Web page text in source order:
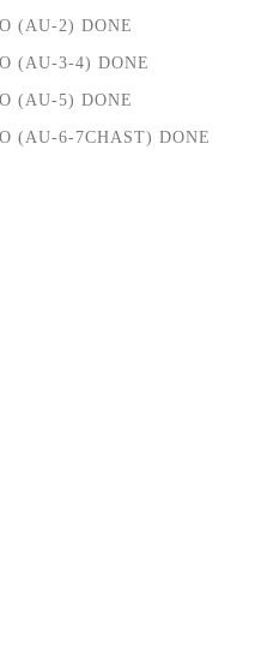
(AU-2) DONE
(AU-3-4) DONE
(AU-5) DONE
(AU-6-7CHAST) DONE